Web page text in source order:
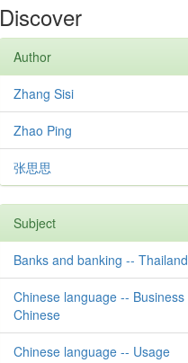
Discover
Author
Zhang Sisi
Zhao Ping
张思思
Subject
Banks and banking -- Thailand
Chinese language -- Business
Chinese
Chinese language -- Usage